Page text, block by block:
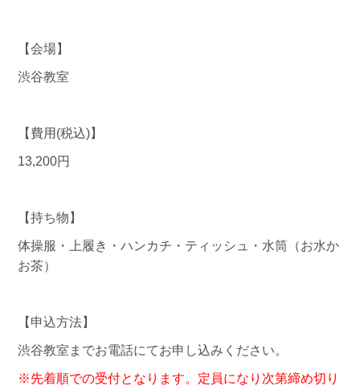
【会場】
渋谷教室
【費用(税込)】
13,200円
【持ち物】
体操服・上履き・ハンカチ・ティッシュ・水筒（お水か
お茶）
【申込方法】
渋谷教室までお電話にてお申し込みください。
※先着順での受付となります。定員になり次第締め切り